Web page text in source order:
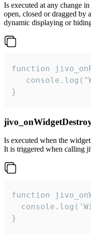
Is executed at any change
open, closed or dragged by
dynamic displaying or
function
}
Is executed when the
It is triggered when calling
function
}